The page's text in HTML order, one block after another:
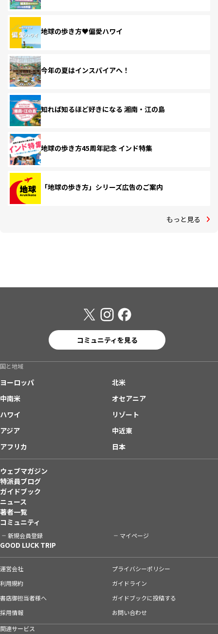
地球の歩き方♥偏愛ハワイ
今年の夏はインスパイアへ！
知れば知るほど好きになる 湘南・江の島
地球の歩き方45周年記念 インド特集
「地球の歩き方」シリーズ広告のご案内
もっと見る
コミュニティを見る
国と地域
ヨーロッパ
北米
中南米
オセアニア
ハワイ
リゾート
アジア
中近東
アフリカ
日本
ウェブマガジン
特派員ブログ
ガイドブック
ニュース
著者一覧
コミュニティ
新規会員登録 マイページ
GOOD LUCK TRIP
運営会社
プライバシーポリシー
利用規約
ガイドライン
書店御担当者様へ
ガイドブックに投稿する
採用情報
お問い合わせ
関連サービス